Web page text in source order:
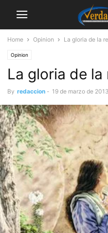
Home Opinion La gloria de la
Opinion
La gloria de
By redaccion - 19 de marzo de 2013